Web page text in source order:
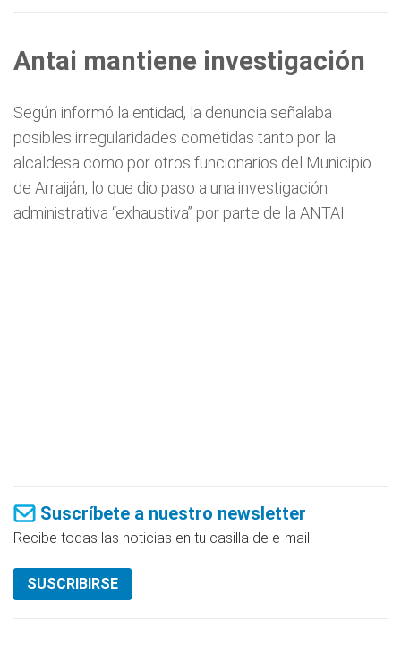
Antai mantiene investigación
Según informó la entidad, la denuncia señalaba
posibles irregularidades cometidas tanto por la
alcaldesa como por otros funcionarios del Municipio
de Arraiján, lo que dio paso a una investigación
administrativa “exhaustiva” por parte de la ANTAI.
Suscríbete a nuestro newsletter
Recibe todas las noticias en tu casilla de e-mail.
SUSCRIBIRSE